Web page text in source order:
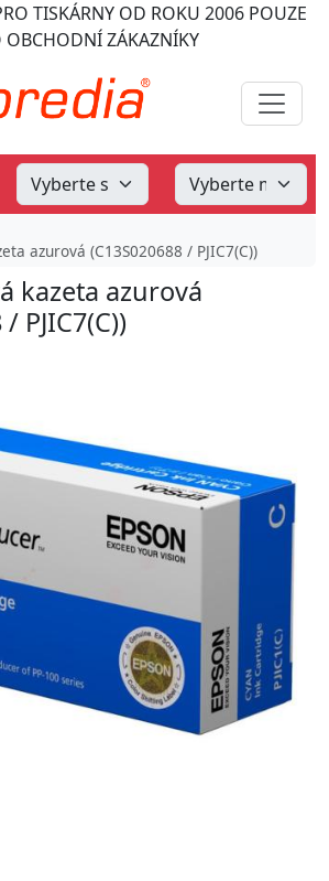
TISKÁRNY OD ROKU 2006POUZE
OBCHODNÍ ZÁKAZNÍKY
azurová (C13S020688 / PJIC7(C))
kazeta azurová
PJIC7(C))